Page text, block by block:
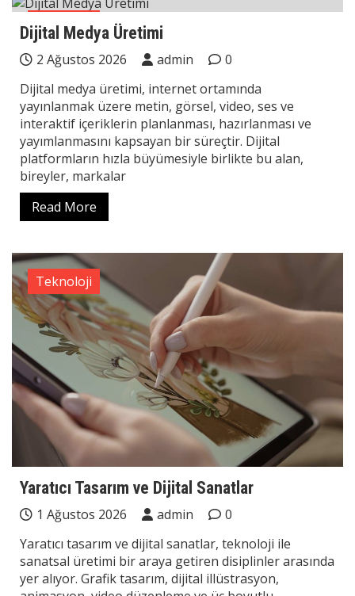
Teknoloji
Dijital Medya Üretimi
2 Ağustos 2026 admin
0
Dijital medya üretimi, internet ortamında
yayınlanmak üzere metin, görsel, video, ses ve
interaktif içeriklerin planlanması, hazırlanması ve
yayımlanmasını kapsayan bir süreçtir. Dijital
platformların hızla büyümesiyle birlikte bu alan,
bireyler, markalar
Read More
Teknoloji
Yaratıcı Tasarım ve Dijital Sanatlar
1 Ağustos 2026 admin
0
Yaratıcı tasarım ve dijital sanatlar, teknoloji ile
sanatsal üretimi bir araya getiren disiplinler arasında
yer alıyor. Grafik tasarım, dijital illüstrasyon,